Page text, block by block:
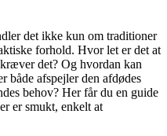
det ikke kun om traditioner
forhold. Hvor let er det at
det? Og hvordan kan
både afspejler den afdødes
behov? Her får du en guide
er smukt, enkelt at